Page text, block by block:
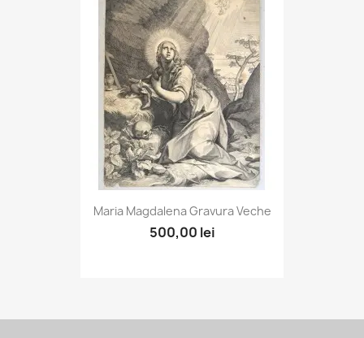
Maria Magdalena Gravura Veche
500,00 lei